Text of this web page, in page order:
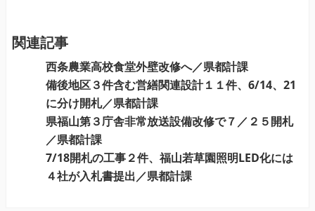
シ
関連記事
西条農業高校食堂外壁改修へ／県都計課
備後地区３件含む営繕関連設計１１件、6/14、21
に分け開札／県都計課
県福山第３庁舎非常放送設備改修で７／２５開札
／県都計課
7/18開札の工事２件、福山若草園照明LED化には
４社が入札書提出／県都計課